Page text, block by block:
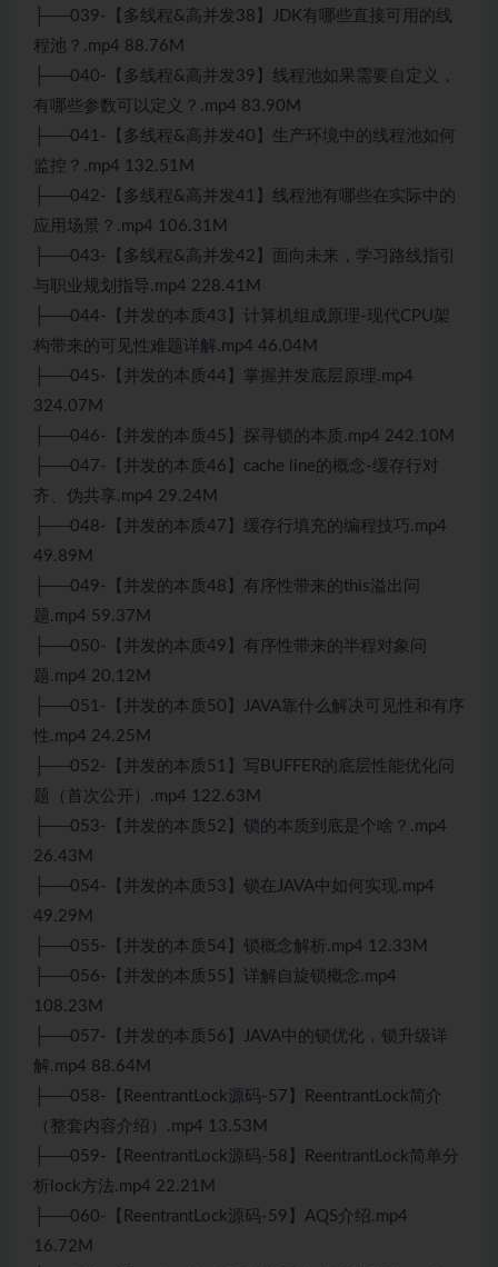
├──039-【多线程&高并发38】JDK有哪些直接可用的线
程池？.mp4 88.76M
├──040-【多线程&高并发39】线程池如果需要自定义，
有哪些参数可以定义？.mp4 83.90M
├──041-【多线程&高并发40】生产环境中的线程池如何
监控？.mp4 132.51M
├──042-【多线程&高并发41】线程池有哪些在实际中的
应用场景？.mp4 106.31M
├──043-【多线程&高并发42】面向未来，学习路线指引
与职业规划指导.mp4 228.41M
├──044-【并发的本质43】计算机组成原理-现代CPU架
构带来的可见性难题详解.mp4 46.04M
├──045-【并发的本质44】掌握并发底层原理.mp4
324.07M
├──046-【并发的本质45】探寻锁的本质.mp4 242.10M
├──047-【并发的本质46】cache line的概念-缓存行对
齐、伪共享.mp4 29.24M
├──048-【并发的本质47】缓存行填充的编程技巧.mp4
49.89M
├──049-【并发的本质48】有序性带来的this溢出问
题.mp4 59.37M
├──050-【并发的本质49】有序性带来的半程对象问
题.mp4 20.12M
├──051-【并发的本质50】JAVA靠什么解决可见性和有序
性.mp4 24.25M
├──052-【并发的本质51】写BUFFER的底层性能优化问
题（首次公开）.mp4 122.63M
├──053-【并发的本质52】锁的本质到底是个啥？.mp4
26.43M
├──054-【并发的本质53】锁在JAVA中如何实现.mp4
49.29M
├──055-【并发的本质54】锁概念解析.mp4 12.33M
├──056-【并发的本质55】详解自旋锁概念.mp4
108.23M
├──057-【并发的本质56】JAVA中的锁优化，锁升级详
解.mp4 88.64M
├──058-【ReentrantLock源码-57】ReentrantLock简介
（整套内容介绍）.mp4 13.53M
├──059-【ReentrantLock源码-58】ReentrantLock简单分
析lock方法.mp4 22.21M
├──060-【ReentrantLock源码-59】AQS介绍.mp4
16.72M